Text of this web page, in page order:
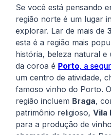
Se você está pensando
região norte é um lugar
explorar. Lar de mais de
esta é a região mais
história, beleza natural
da coroa é Porto, a
um centro de atividade,
famoso vinho do Porto.
região incluem Braga,
patrimônio religioso, Vila
para a produção de